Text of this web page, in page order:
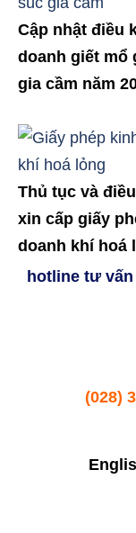
Cập nhật điều
doanh giết mổ
gia cầm năm
Thủ tục và
xin cấp giấy
doanh khí hoá
hotline tư
(028)